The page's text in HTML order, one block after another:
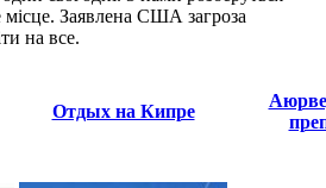
Заявлена США загроза
на все.
Отдых на Кипре